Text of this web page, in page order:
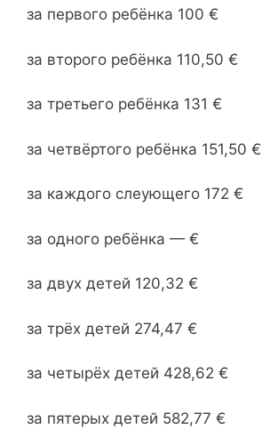
за первого ребёнка 100 €
за второго ребёнка 110,50 €
за третьего ребёнка 131 €
за четвёртого ребёнка 151,50 €
за каждого слеующего 172 €
за одного ребёнка — €
за двух детей 120,32 €
за трёх детей 274,47 €
за четырёх детей 428,62 €
за пятерых детей 582,77 €